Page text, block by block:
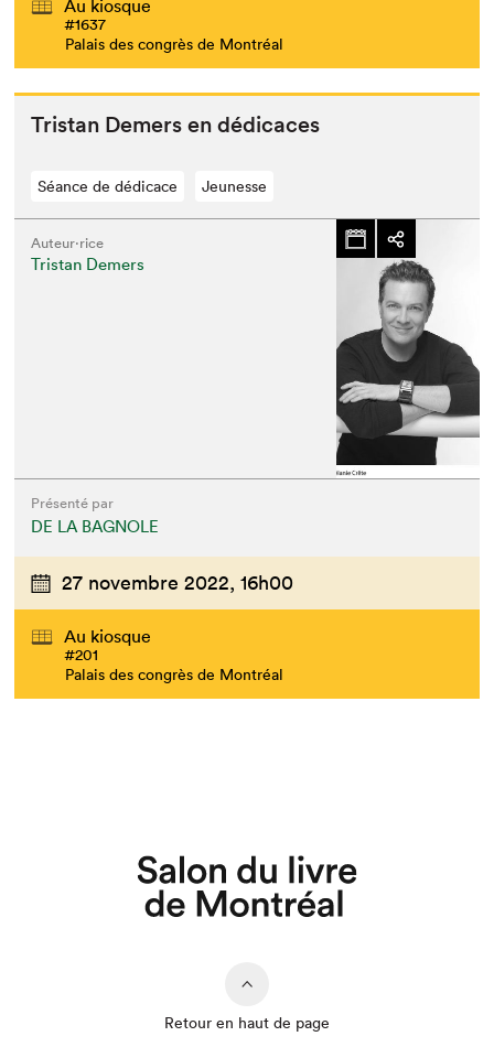
Au kiosque
#1637
Palais des congrès de Montréal
Tris­tan Demers en dédicaces
Séance de dédicace Jeunesse
Auteur·rice
Tristan Demers
Présenté par
DE LA BAGNOLE
27 novembre 2022, 16h00
Au kiosque
#201
Palais des congrès de Montréal
Retour en haut de page